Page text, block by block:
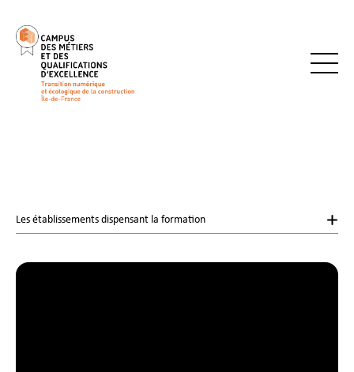
Les établissements dispensant la formation